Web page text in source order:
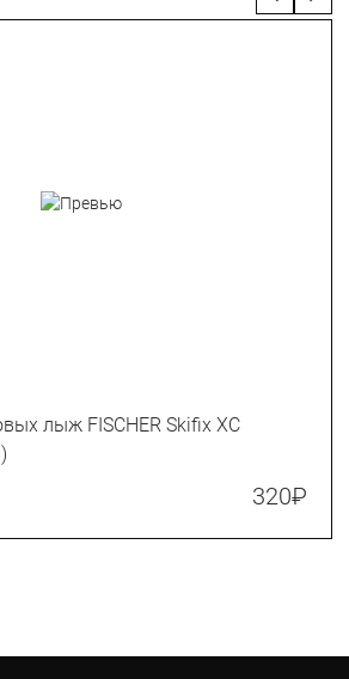
лыж FISCHER Skifix XC
320₽